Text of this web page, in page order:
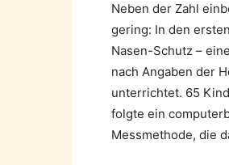
Neben der Zahl
gering: In den
Nasen-Schutz –
nach Angaben der
unterrichtet. 65
folgte ein
Messmethode, die